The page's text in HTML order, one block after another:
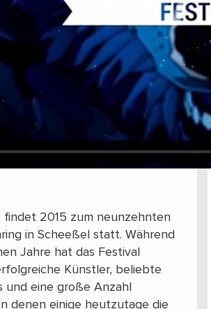
findet 2015 zum neunzehnten
in Scheeßel statt. Während
Jahre hat das Festival
Künstler, beliebte
und eine große Anzahl
denen einige heutzutage die